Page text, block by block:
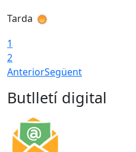
Tarda
1
2
AnteriorSegüent
Butlletí digital